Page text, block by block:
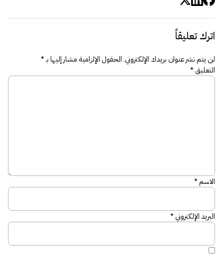
اترك تعليقاً
لن يتم نشر عنوان بريدك الإلكتروني.الحقول الإلزامية مشار إليها بـ*
التعليق*
الاسم*
البريد الإلكتروني*